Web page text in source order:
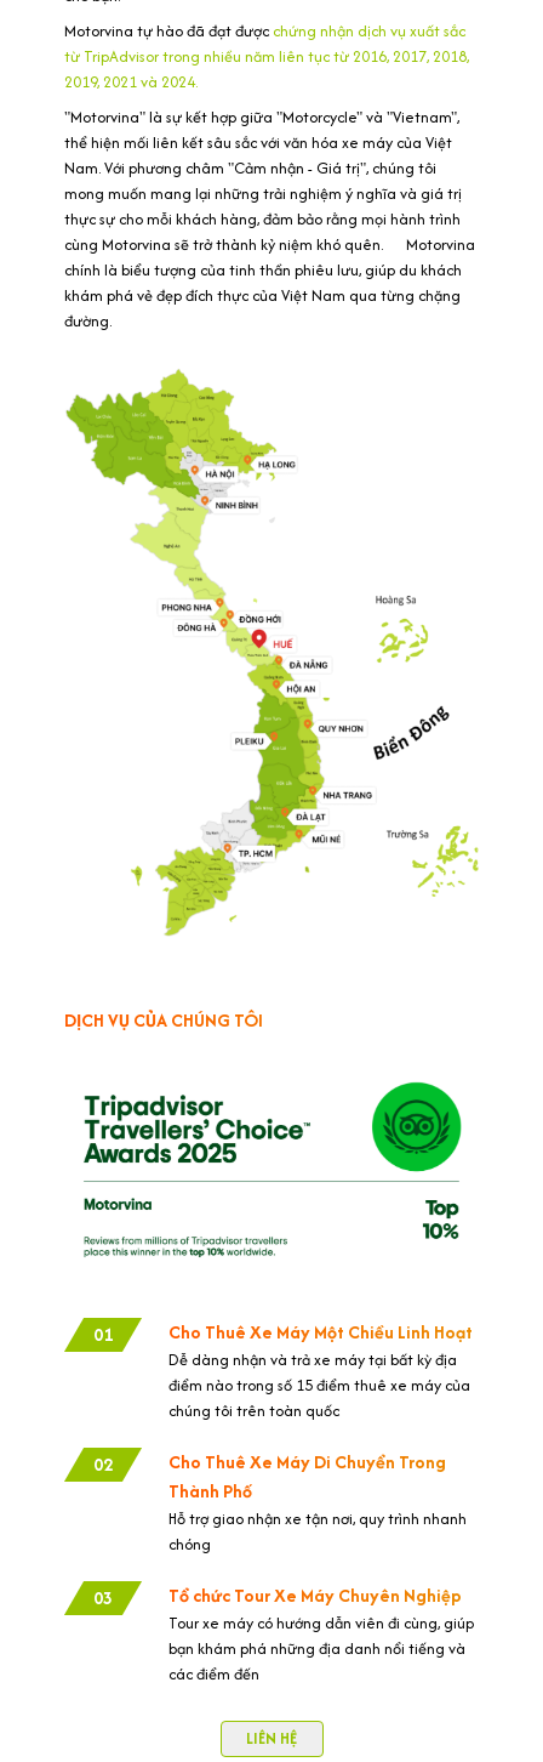
Motorvina tự hào đã đạt được chứng nhận dịch vụ xuất sắc
từ TripAdvisor trong nhiều năm liên tục từ 2016, 2017, 2018,
2019, 2021 và 2024.
"Motorvina" là sự kết hợp giữa "Motorcycle" và "Vietnam",
thể hiện mối liên kết sâu sắc với văn hóa xe máy của Việt
Nam. Với phương châm "Cảm nhận - Giá trị", chúng tôi
mong muốn mang lại những trải nghiệm ý nghĩa và giá trị
thực sự cho mỗi khách hàng, đảm bảo rằng mọi hành trình
cùng Motorvina sẽ trở thành kỷ niệm khó quên. Motorvina
chính là biểu tượng của tinh thần phiêu lưu, giúp du khách
khám phá vẻ đẹp đích thực của Việt Nam qua từng chặng
đường.
DỊCH VỤ CỦA CHÚNG TÔI
01 Cho Thuê Xe Máy Một Chiều Linh Hoạt
Dễ dàng nhận và trả xe máy tại bất kỳ địa
điểm nào trong số 15 điểm thuê xe máy của
chúng tôi trên toàn quốc
02
Cho Thuê Xe Máy Di Chuyển Trong
Thành Phố
Hỗ trợ giao nhận xe tận nơi, quy trình nhanh
chóng
03 Tổ chức Tour Xe Máy Chuyên Nghiệp
Tour xe máy có hướng dẫn viên đi cùng, giúp
bạn khám phá những địa danh nổi tiếng và
các điểm đến
LIÊN HỆ